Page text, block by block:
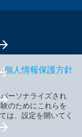
個人情報保護方針
ーソナライズされ
のためにこれらを
は、設定を開いてく